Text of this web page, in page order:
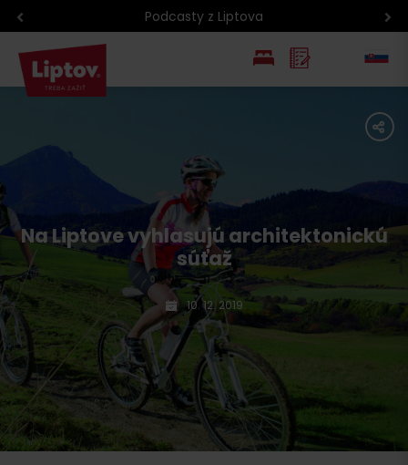
Podcasty z Liptova
PL
share
Na Liptove vyhlasujú architektonickú
súťaž
10. 12. 2019